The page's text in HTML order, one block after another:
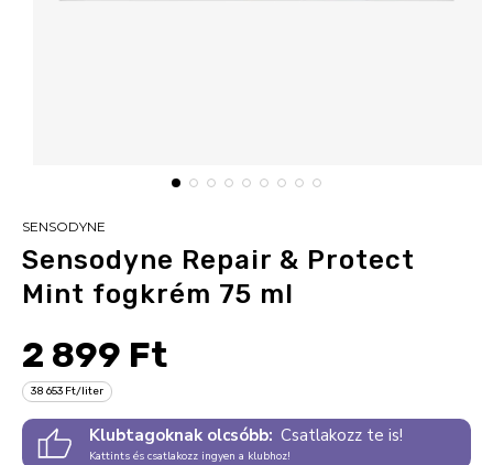
SENSODYNE
Sensodyne Repair & Protect
Mint fogkrém 75 ml
2 899 Ft
38 653 Ft/liter
Klubtagoknak olcsóbb: Csatlakozz te is!
Kattints és csatlakozz ingyen a klubhoz!